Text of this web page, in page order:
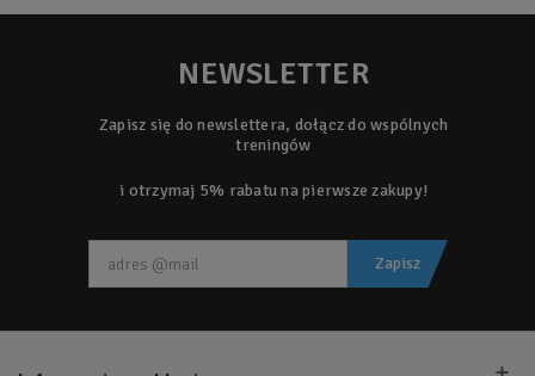
NEWSLETTER
Zapisz się do newslettera, dołącz do wspólnych
treningów
i otrzymaj 5% rabatu na pierwsze zakupy!
Zapisz